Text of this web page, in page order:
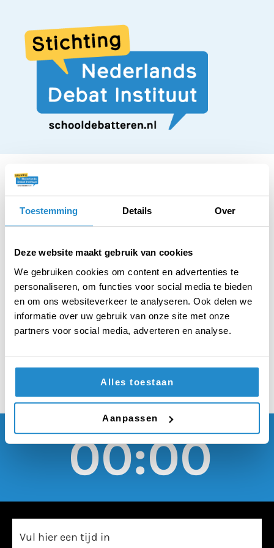
Toestemming Details Over
Deze website maakt gebruik van cookies
We gebruiken cookies om content en advertenties te
personaliseren, om functies voor social media te bieden
en om ons websiteverkeer te analyseren. Ook delen we
informatie over uw gebruik van onze site met onze
partners voor social media, adverteren en analyse.
Alles toestaan
Aanpassen
STELLING
Leerlingen moeten
zelf kunnen kiezen of
ze de CITO-toets
(eindtoets) maken
00:00